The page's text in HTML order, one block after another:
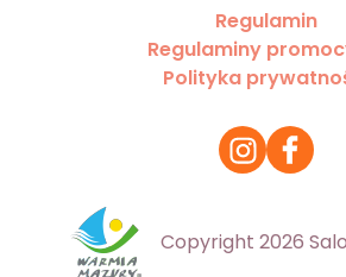
Regulamin
Regulaminy
Polityka
Copyright 2026